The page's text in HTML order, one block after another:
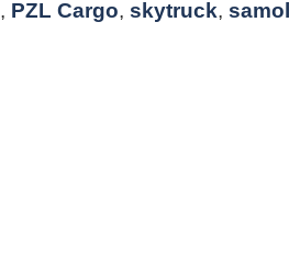
, PZL Cargo, skytruck,